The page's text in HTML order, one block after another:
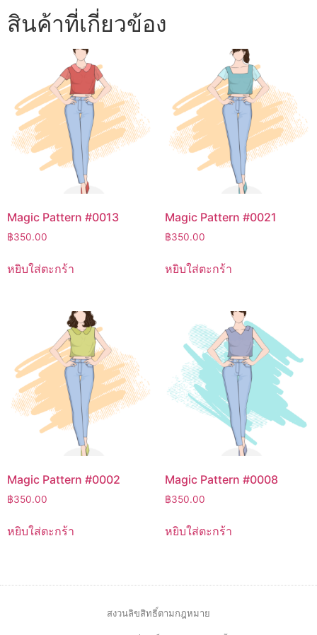
สินค้าที่เกี่ยวข้อง
Magic Pattern #0013
฿350.00
หยิบใส่ตะกร้า
Magic Pattern #0021
฿350.00
หยิบใส่ตะกร้า
Magic Pattern #0002
฿350.00
หยิบใส่ตะกร้า
Magic Pattern #0008
฿350.00
หยิบใส่ตะกร้า
สงวนลิขสิทธิ์ตามกฎหมาย